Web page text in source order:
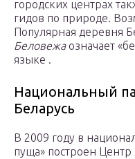
городских центрах
гидов по природе.
Популярная деревня
Беловежаозначает
языке .
Национальный
Беларусь
В 2009 году в
пуща» построен